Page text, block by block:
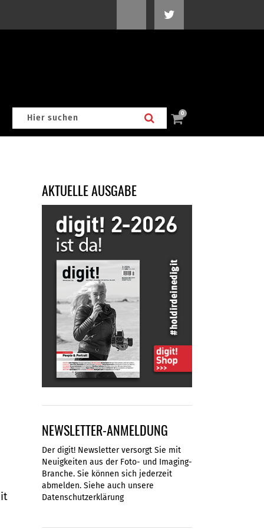
0
AKTUELLE AUSGABE
NEWSLETTER-ANMELDUNG
Der digit! Newsletter versorgt Sie mit
Neuigkeiten aus der Foto- und Imaging-
Branche. Sie können sich jederzeit
abmelden. Siehe auch unsere
Datenschutzerklärung